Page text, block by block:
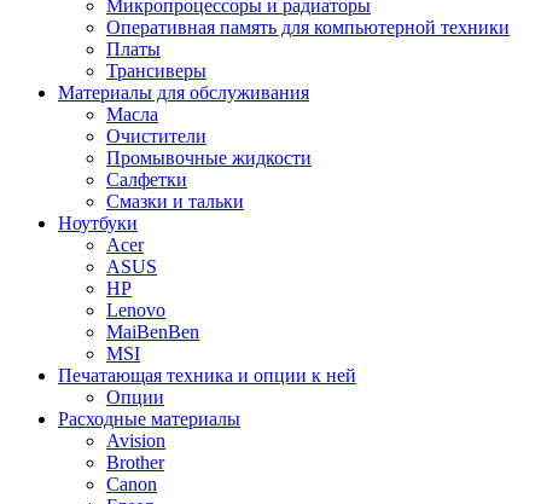
Микропроцессоры и радиаторы
Оперативная память для компьютерной техники
Платы
Трансиверы
Материалы для обслуживания
Масла
Очистители
Промывочные жидкости
Салфетки
Смазки и тальки
Ноутбуки
Acer
ASUS
HP
Lenovo
MaiBenBen
MSI
Печатающая техника и опции к ней
Опции
Расходные материалы
Avision
Brother
Canon